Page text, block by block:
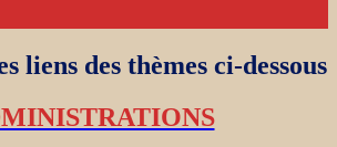
liens des thèmes ci-dessous